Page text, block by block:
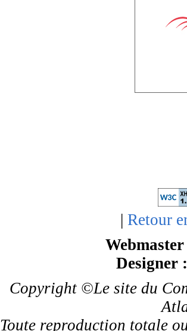
| Retour
Designer :
Copyright ©Le site du
Toute reproduction totale